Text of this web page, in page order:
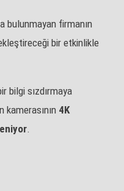
bulunmayan firmanın
bir etkinlikle
bilgi sızdırmaya
kamerasının 4K
.